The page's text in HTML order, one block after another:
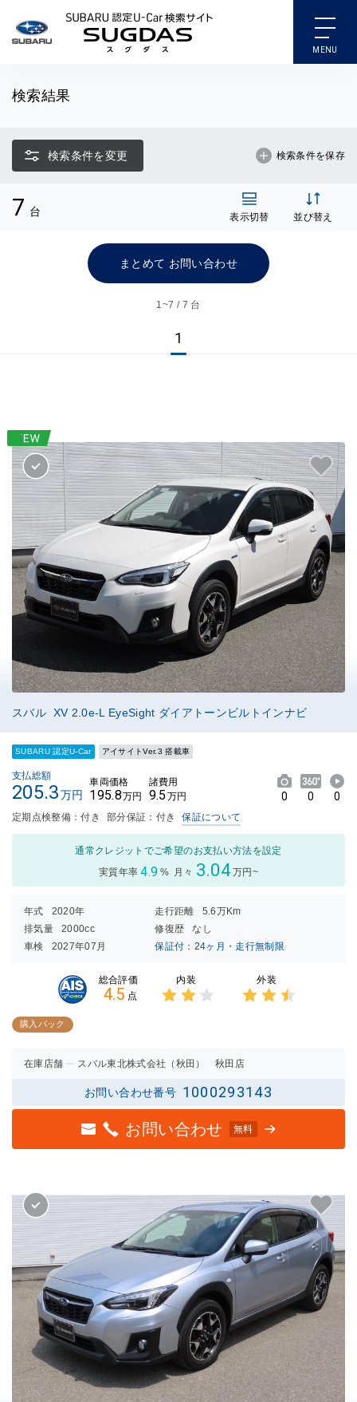
SUBARU 認定U-Car検索
検索結果
検索条件を変更 検索条件を保存
7 台 表示切替 並び替え
まとめて お問い合わせ
1~7 / 7 台
1
スバル XV 2.0e-L EyeSight ダイアトーンビルトインナビ
SUBARU 認定U-Car アイサイトVer.3 搭載車
支払総額
205.3万円
車両価格
195.8万円
諸費用
9.5 万円 0 0 0
定期点検整備：付き 部分保証：付き 保証について
通常クレジットでご希望のお支払い方法を設定
実質年率 4.9 % 月々 3.04 万円~
年式 2020年 走行距離
5.6万Km
排気量
2000cc 修復歴
なし
車検
2027年07月 保証付：24ヶ月・走行無制限
総合評価
4.5 点
内装 外装
購入パック
在庫店舗 スバル東北株式会社（秋田） 秋田店
お問い合わせ番号 1000293143
お問い合わせ 無料